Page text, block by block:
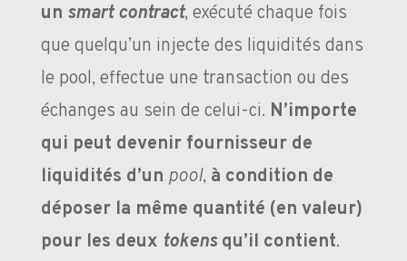
un smart contract, exécuté chaque fois
que quelqu’un injecte des liquidités dans
le pool, effectue une transaction ou des
échanges au sein de celui-ci. N’importe
qui peut devenir fournisseur de
liquidités d’un pool, à condition de
déposer la même quantité (en valeur)
pour les deux tokensqu’il contient.